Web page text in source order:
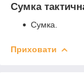
Сумка
Сумка.
Приховати